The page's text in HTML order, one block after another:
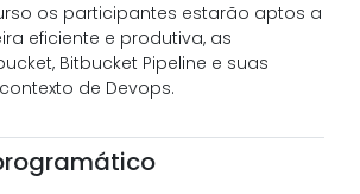
os participantes estarão aptos a
eficiente e produtiva, as
Bitbucket Pipeline e suas
de Devops.